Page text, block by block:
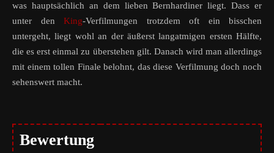
was hauptsächlich an dem lieben Bernhardiner liegt. Dass er
unter den King-Verfilmungen trotzdem oft ein bisschen
untergeht, liegt wohl an der äußerst langatmigen ersten Hälfte,
die es erst einmal zu überstehen gilt. Danach wird man allerdings
mit einem tollen Finale belohnt, das diese Verfilmung doch noch
sehenswert macht.
Bewertung